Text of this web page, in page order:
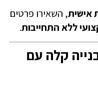
אישית, השאירו פרטים
ללא התחייבות.
קלה עם